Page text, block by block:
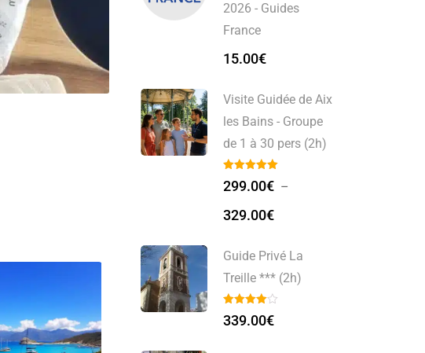
2026 - Guides
France
15.00€
Visite Guidée de Aix
les Bains - Groupe
de 1 à 30 pers (2h)
299.00€ –
329.00€
Guide Privé La
Treille *** (2h)
339.00€